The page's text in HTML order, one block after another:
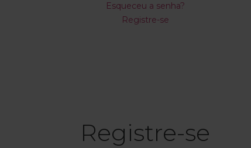
Esqueceu a senha?
Registre-se
Registre-se